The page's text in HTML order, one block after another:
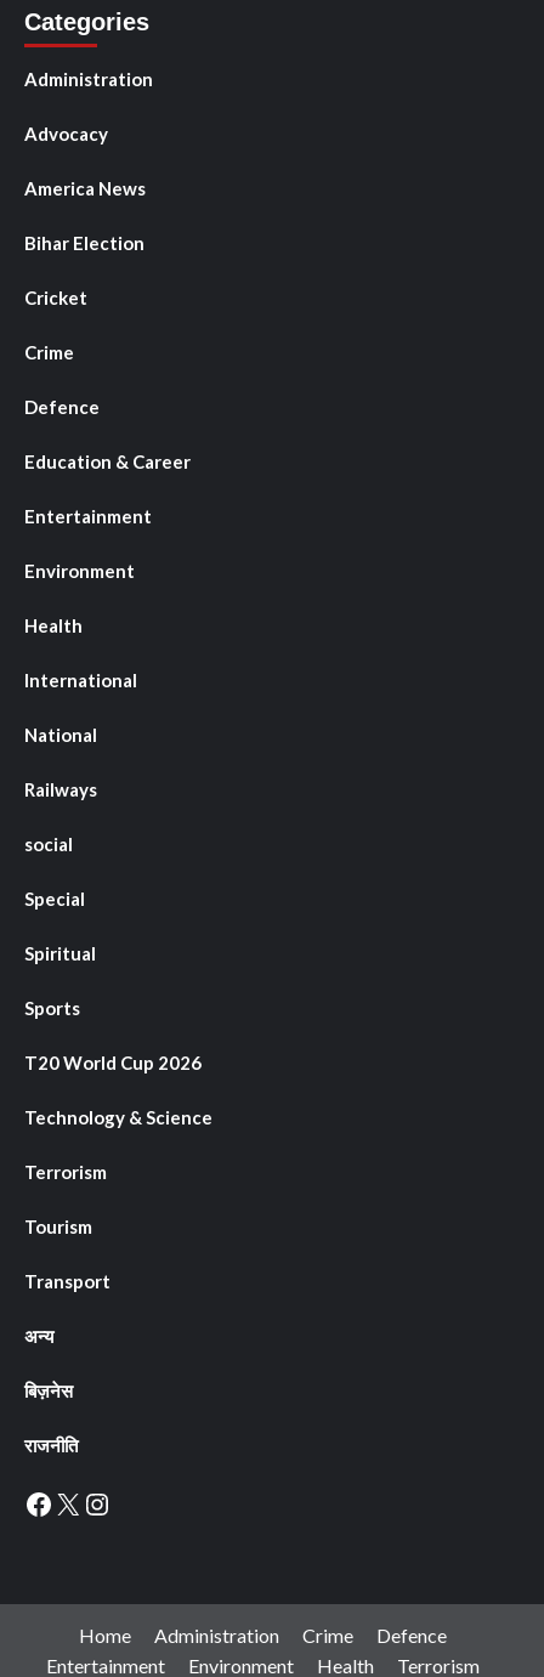
Categories
Administration
Advocacy
America News
Bihar Election
Cricket
Crime
Defence
Education & Career
Entertainment
Environment
Health
International
National
Railways
social
Special
Spiritual
Sports
T20 World Cup 2026
Technology & Science
Terrorism
Tourism
Transport
अन्य
बिज़नेस
राजनीति
Facebook
X Instagram
Home Administration Crime
Defence
Entertainment
Environment Health Terrorism